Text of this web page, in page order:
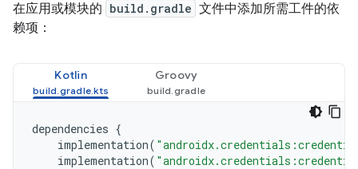
在应用或模块的 build.gradle 文件中添加所需工件的依
赖项：
Kotlin Groovy
dependencies {
implementation(
implementation(